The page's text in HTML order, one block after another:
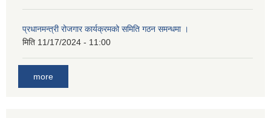
प्रधानमन्त्री रोजगार कार्यक्रमको समिति गठन समन्धमा ।
मिति 11/17/2024 - 11:00
more